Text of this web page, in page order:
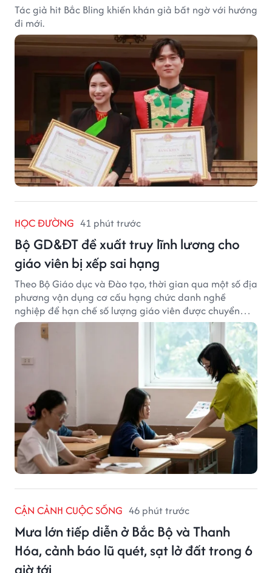
Tác giả hit Bắc Bling khiến khán giả bất ngờ với hướng
đi mới.
HỌC ĐƯỜNG 41 phút trước
Bộ GD&ĐT đề xuất truy lĩnh lương cho
giáo viên bị xếp sai hạng
Theo Bộ Giáo dục và Đào tạo, thời gian qua một số địa
phương vận dụng cơ cấu hạng chức danh nghề
nghiệp để hạn chế số lượng giáo viên được chuyển
xếp từ hạng cũ sang hạng tương ứng theo quy định
mới, gây những bất cập.
CẬN CẢNH CUỘC SỐNG 46 phút trước
Mưa lớn tiếp diễn ở Bắc Bộ và Thanh
Hóa, cảnh báo lũ quét, sạt lở đất trong 6